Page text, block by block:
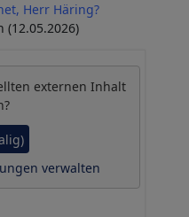
Herr Häring?
(12.05.2026)
externen Inhalt
verwalten